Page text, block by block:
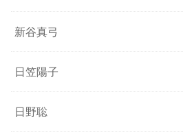
新谷真弓
日笠陽子
日野聡